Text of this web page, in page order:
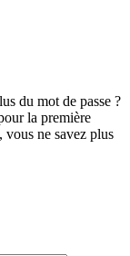
du mot de passe ?
la première
vous ne savez plus